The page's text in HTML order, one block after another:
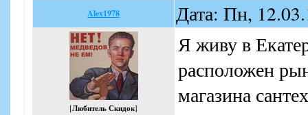
Alex1978 Дата: Пн,
[Любитель Скидок]
Я живу в
расположен
магазина